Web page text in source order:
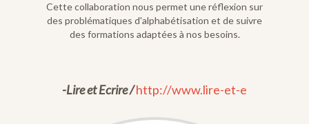
Cette collaboration nous permet une réflexion sur
des problématiques d'alphabétisation et de suivre
des formations adaptées à nos besoins.
-Lire et Ecrire /http://www.lire-et-e